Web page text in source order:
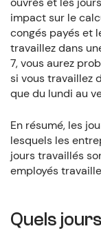
impact sur le
congés payés et
travaillez dans
7, vous aurez
si vous travaillez
que du lundi au
En résumé, les
lesquels les
jours travaillés
employés
Quels